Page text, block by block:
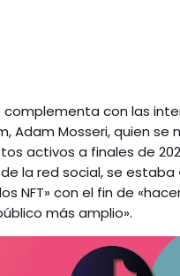
complementa con las
Adam Mosseri, quien se
activos a finales de
la red social, se estaba
NFT» con el fin de
más amplio».